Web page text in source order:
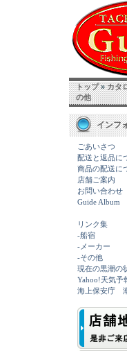
トップ»カタ
の他
インフ
ごあいさつ
配送と返品に
商品の配送に
店舗ご案内
お問い合わせ
Guide Album
リンク集
-船宿
-メーカー
-その他
現在の黒潮の
Yahoo!天気予
海上保安庁